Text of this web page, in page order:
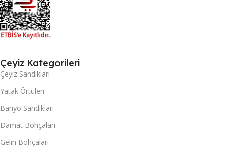
Çeyiz Kategorileri
Çeyiz Sandıkları
Yatak Örtüleri
Banyo Sandıkları
Damat Bohçaları
Gelin Bohçaları